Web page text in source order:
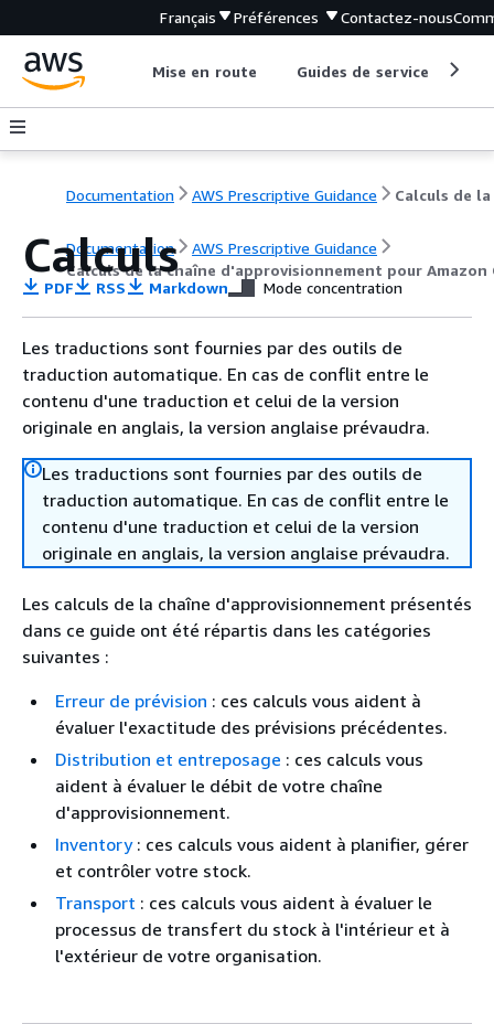
Français Préférences Contactez-nous
Mise en route Guides de service
Documentation AWS Prescriptive Guidance
Documentation
AWS Prescriptive Guidance
Calculs de la chaîne d'approvisionnement pour Amazon
Calculs
PDF RSS Markdown Mode concentration
Les traductions sont fournies par des outils de
traduction automatique. En cas de conflit entre le
contenu d'une traduction et celui de la version
originale en anglais, la version anglaise prévaudra.
Les traductions sont fournies par des outils de
traduction automatique. En cas de conflit entre le
contenu d'une traduction et celui de la version
originale en anglais, la version anglaise prévaudra.
Les calculs de la chaîne d'approvisionnement présentés
dans ce guide ont été répartis dans les catégories
suivantes :
Erreur de prévision : ces calculs vous aident à
évaluer l'exactitude des prévisions précédentes.
Distribution et entreposage : ces calculs vous
aident à évaluer le débit de votre chaîne
d'approvisionnement.
Inventory: ces calculs vous aident à planifier, gérer
et contrôler votre stock.
Transport : ces calculs vous aident à évaluer le
processus de transfert du stock à l'intérieur et à
l'extérieur de votre organisation.